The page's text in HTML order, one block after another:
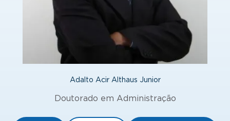
Adalto Acir Althaus Junior
Doutorado em Administração